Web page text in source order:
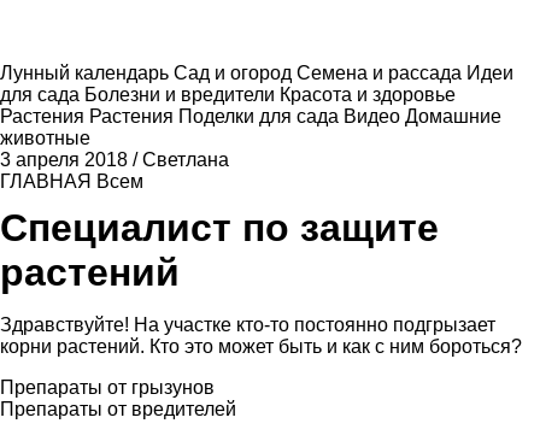
Лунный календарь Сад и огород Семена и рассада Идеи
для сада Болезни и вредители Красота и здоровье
Растения Растения Поделки для сада Видео Домашние
животные
3 апреля 2018 /Светлана
ГЛАВНАЯ Всем
Специалист по защите
растений
Здравствуйте! На участке кто-то постоянно подгрызает
корни растений. Кто это может быть и как с ним бороться?
Препараты от грызунов
Препараты от вредителей